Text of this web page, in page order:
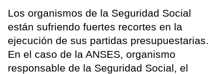
Los organismos de la Seguridad Social
están sufriendo fuertes recortes en la
ejecución de sus partidas presupuestarias.
En el caso de la ANSES, organismo
responsable de la Seguridad Social, el